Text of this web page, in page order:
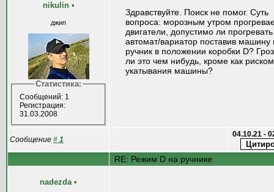
nikulin •
джип
Статистика:
Сообщений: 1
Регистрация:
31.03.2008
Здравствуйте. Поиск не помог. Суть
вопроса: морозным утром
двигатели, допустимо ли прогревать
автомат/вариатор поставив машину
ручник в положении коробки D?
ли это чем нибудь, кроме как риском
укатывания машины?
Сообщение # 1
04.10.21 -
RE: Режим D на ручнике
nadezda •